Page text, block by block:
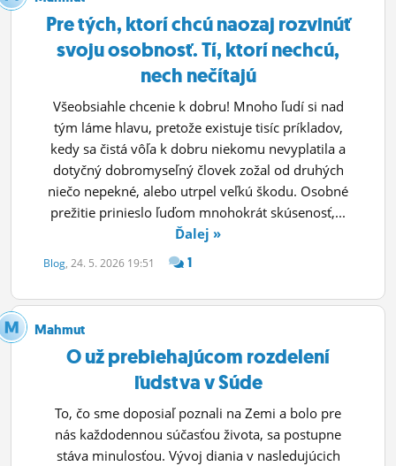
Pre tých, ktorí chcú naozaj rozvinúť
svoju osobnosť. Tí, ktorí nechcú,
nech nečítajú
Všeobsiahle chcenie k dobru! Mnoho ľudí si nad
tým láme hlavu, pretože existuje tisíc príkladov,
kedy sa čistá vôľa k dobru niekomu nevyplatila a
dotyčný dobromyseľný človek zožal od druhých
niečo nepekné, alebo utrpel veľkú škodu. Osobné
prežitie prinieslo ľuďom mnohokrát skúsenosť,...
Ďalej »
Blog, 24. 5. 2026 19:51 1
Mahmut
O už prebiehajúcom rozdelení
ľudstva v Súde
To, čo sme doposiaľ poznali na Zemi a bolo pre
nás každodennou súčasťou života, sa postupne
stáva minulosťou. Vývoj diania v nasledujúcich